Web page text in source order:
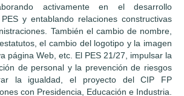
activamente en el desarrollo
y entablando relaciones constructivas
También el cambio de nombre,
el cambio del logotipo y la imagen
página Web, etc. El PES 21/27, impulsar la
de personal y la prevención de riesgos
la igualdad, el proyecto del CIP FP
con Presidencia, Educación e Industria.